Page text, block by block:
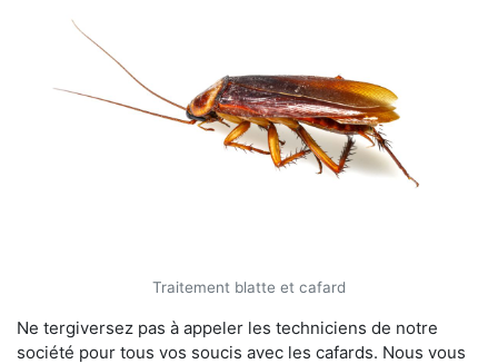
Traitement blatte et cafard
Ne tergiversez pas à appeler les techniciens de notre
société pour tous vos soucis avec les cafards. Nous vous